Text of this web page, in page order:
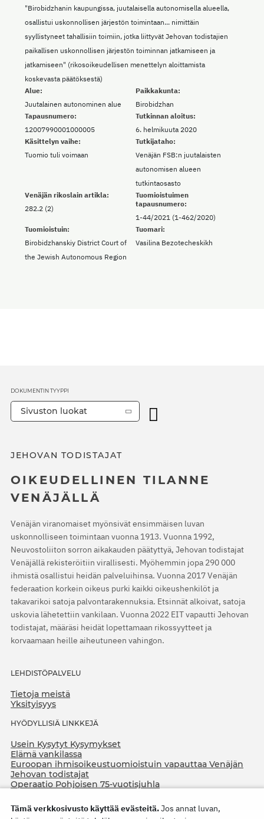
Alue:
Juutalainen autonominen alue
Paikkakunta:
Birobidzhan
"Birobidzhanin kaupungissa, juutalaisella autonomisella alueella,
osallistui uskonnollisen järjestön toimintaan... nimittäin
syyllistyneet tahallisiin toimiin, jotka liittyvät Jehovan todistajien
paikallisen uskonnollisen järjestön toiminnan jatkamiseen ja
jatkamiseen" (rikosoikeudellisen menettelyn aloittamista
koskevasta päätöksestä)
Tapausnumero:
12007990001000005
Tutkinnan aloitus:
6. helmikuuta 2020
Käsittelyn vaihe:
Tuomio tuli voimaan
Tutkijataho:
Venäjän FSB:n juutalaisten
autonomisen alueen
tutkintaosasto
Venäjän rikoslain artikla:
282.2 (2)
Tuomioistuimen
tapausnumero:
1-44/2021 (1-462/2020)
Tuomioistuin:
Birobidzhanskiy District Court of
the Jewish Autonomous Region
Tuomari:
Vasilina Bezotecheskikh
JEHOVAN TODISTAJAT
OIKEUDELLINEN TILANNE
VENÄJÄLLÄ
Venäjän viranomaiset myönsivät ensimmäisen luvan
uskonnolliseen toimintaan vuonna 1913. Vuonna 1992,
Neuvostoliiton sorron aikakauden päätyttyä, Jehovan todistajat
Venäjällä rekisteröitiin virallisesti. Myöhemmin jopa 290 000
ihmistä osallistui heidän palveluihinsa. Vuonna 2017 Venäjän
federaation korkein oikeus purki kaikki oikeushenkilöt ja
takavarikoi satoja palvontarakennuksia. Etsinnät alkoivat, satoja
uskovia lähetettiin vankilaan. Vuonna 2022 EIT vapautti Jehovan
todistajat, määräsi heidät lopettamaan rikossyytteet ja
korvaamaan heille aiheutuneen vahingon.
LEHDISTÖPALVELU
Tietoja meistä
Yksityisyys
HYÖDYLLISIÄ LINKKEJÄ
Usein Kysytyt Kysymykset
Elämä vankilassa
Euroopan ihmisoikeustuomioistuin vapauttaa Venäjän
Jehovan todistajat
Operaatio Pohjoisen 75-vuotisjuhla
DOKUMENTIN TYYPPI
Sivuston luokat
Tämä verkkosivusto käyttää evästeitä.Jos annat luvan,